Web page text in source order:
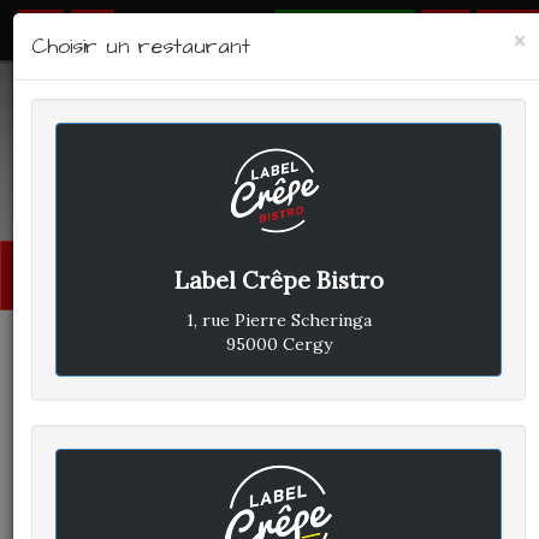
LABEL CRÊPE - BISTRO
CLIENT A A
ÉCRIT LE SAMEDI 13 AVRIL 2019
×
Choisir un restaurant
Label Crêpe Bistro
1, rue Pierre Scheringa
95000 Cergy